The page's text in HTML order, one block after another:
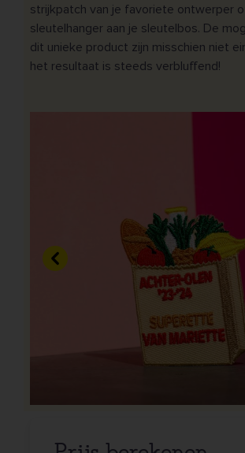
strijkpatch van je favoriete ontwerper
sleutelhanger aan je sleutelbos. De
dit unieke product zijn misschien niet
het resultaat is steeds verbluffend!
Vorige